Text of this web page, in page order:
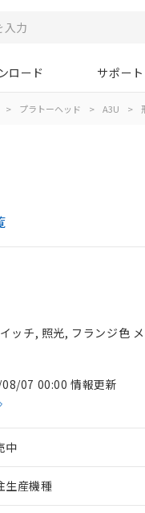
ロード サポート
> プラトーヘッド > A3U >
ッチ, 照光, フランジ色
07 00:00 情報更新
中
生産機種